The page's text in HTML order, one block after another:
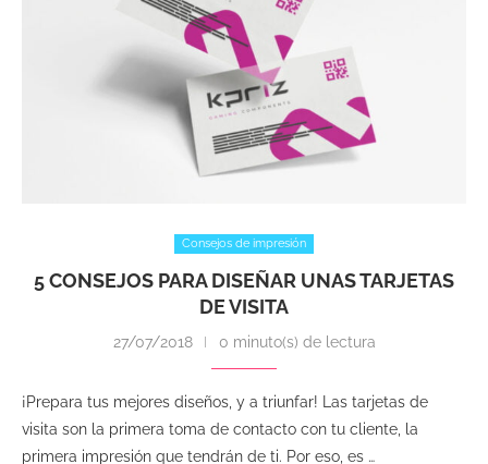
Consejos de impresión
5 CONSEJOS PARA DISEÑAR UNAS TARJETAS
DE VISITA
27/07/2018 0 minuto(s) de lectura
¡Prepara tus mejores diseños, y a triunfar! Las tarjetas de
visita son la primera toma de contacto con tu cliente, la
primera impresión que tendrán de ti. Por eso, es …